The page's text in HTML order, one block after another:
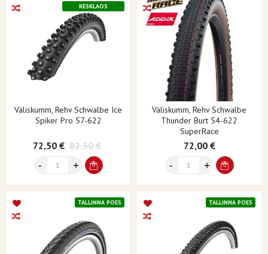
KESKLAOS
Väliskumm, Rehv Schwalbe Ice
Spiker Pro 57-622
72,50 € 82,50 €
Väliskumm, Rehv Schwalbe
Thunder Burt 54-622
SuperRace
72,00 €
TALLINNA POES TALLINNA POES